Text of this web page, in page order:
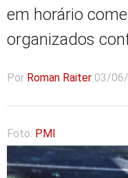
em horário
organizados
Por Roman Raiter 03/
Foto: PMI